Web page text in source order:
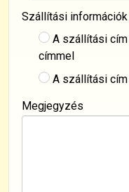
Szállítási információk
A szállítási
címmel
A szállítási
Megjegyzés